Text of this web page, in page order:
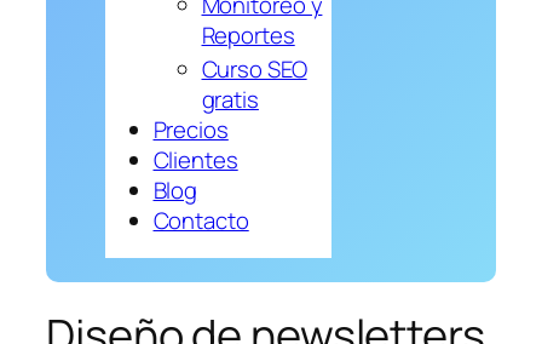
Reportes
Curso SEO
gratis
Precios
Clientes
Blog
Contacto